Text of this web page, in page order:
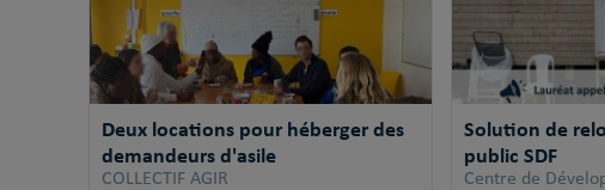
Deux locations pour héberger des
demandeurs d'asile
COLLECTIF AGIR
Solution de
public SDF
Centre de